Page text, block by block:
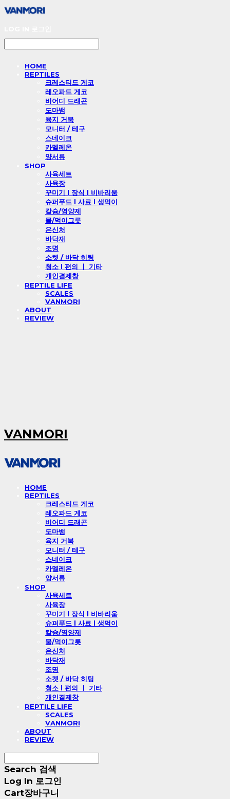
HOME
REPTILES
크레스티드 게코
레오파드 게코
비어디 드래곤
도마뱀
육지 거북
모니터 / 테구
스네이크
카멜레온
양서류
SHOP
사육세트
사육장
꾸미기 l 장식 l 비바리움
슈퍼푸드 l 사료 l 생먹이
칼슘/영양제
물/먹이그릇
은신처
바닥재
조명
소켓 / 바닥 히팅
청소 l 편의 ㅣ 기타
개인결제창
REPTILE LIFE
SCALES
VANMORI
ABOUT
REVIEW
VANMORI
HOME
REPTILES
크레스티드 게코
레오파드 게코
비어디 드래곤
도마뱀
육지 거북
모니터 / 테구
스네이크
카멜레온
양서류
SHOP
사육세트
사육장
꾸미기 l 장식 l 비바리움
슈퍼푸드 l 사료 l 생먹이
칼슘/영양제
물/먹이그릇
은신처
바닥재
조명
소켓 / 바닥 히팅
청소 l 편의 ㅣ 기타
개인결제창
REPTILE LIFE
SCALES
VANMORI
ABOUT
REVIEW
Search 검색
Log In 로그인
Cart장바구니